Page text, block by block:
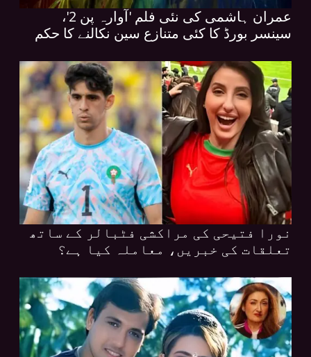
عمران ہاشمی کی نئی فلم 'آوارہ پن 2'،
سینسر بورڈ کا کئی متنازع سین نکالنے کا حکم
نورا فتیحی کی مراکشی فٹبالر کے ساتھ
تعلقات کی خبریں، معاملہ کیا ہے؟